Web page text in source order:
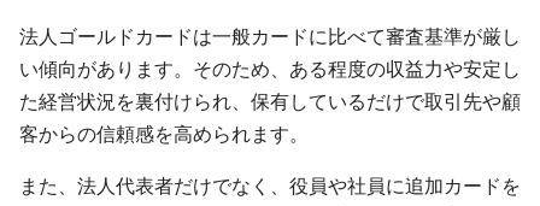
法人ゴールドカードは一般カードに比べて審査基準が厳し
い傾向があります。そのため、ある程度の収益力や安定し
た経営状況を裏付けられ、保有しているだけで取引先や顧
客からの信頼感を高められます。
また、法人代表者だけでなく、役員や社員に追加カードを